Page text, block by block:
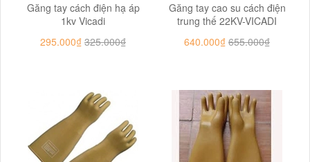
Găng tay cách điện hạ áp
1kv Vicadi
295.000₫ 325.000₫
Găng tay cao su cách điện
trung thế 22KV-VICADI
640.000₫ 655.000₫